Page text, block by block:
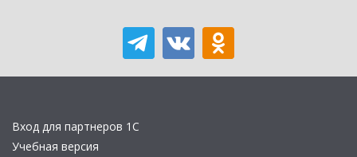
Вход для партнеров 1С
Учебная версия